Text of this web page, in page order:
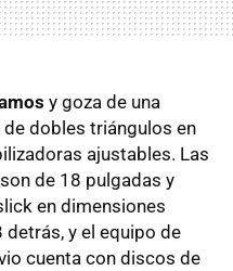
y goza de una
dobles triángulos en
ajustables. Las
de 18 pulgadas y
en dimensiones
y el equipo de
cuenta con discos de